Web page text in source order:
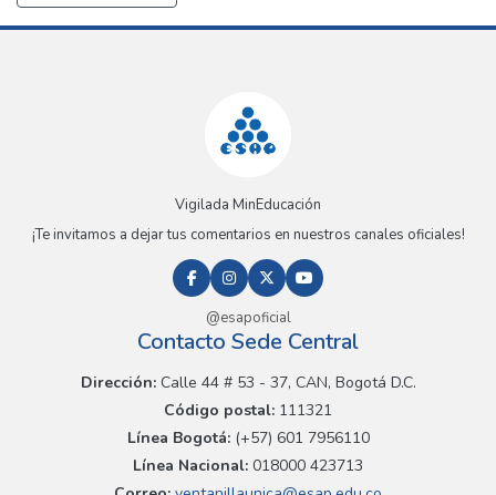
Vigilada MinEducación
¡Te invitamos a dejar tus comentarios en nuestros canales oficiales!
@esapoficial
Contacto Sede Central
Dirección:Calle 44 # 53 - 37, CAN, Bogotá D.C.
Código postal: 111321
Línea Bogotá:(+57) 601 7956110
Línea Nacional: 018000 423713